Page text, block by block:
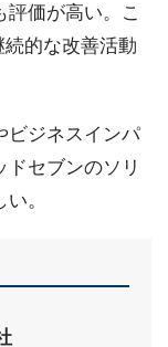
価が高い。こ
的な改善活動
ビジネスインパ
セブンのソリ
。